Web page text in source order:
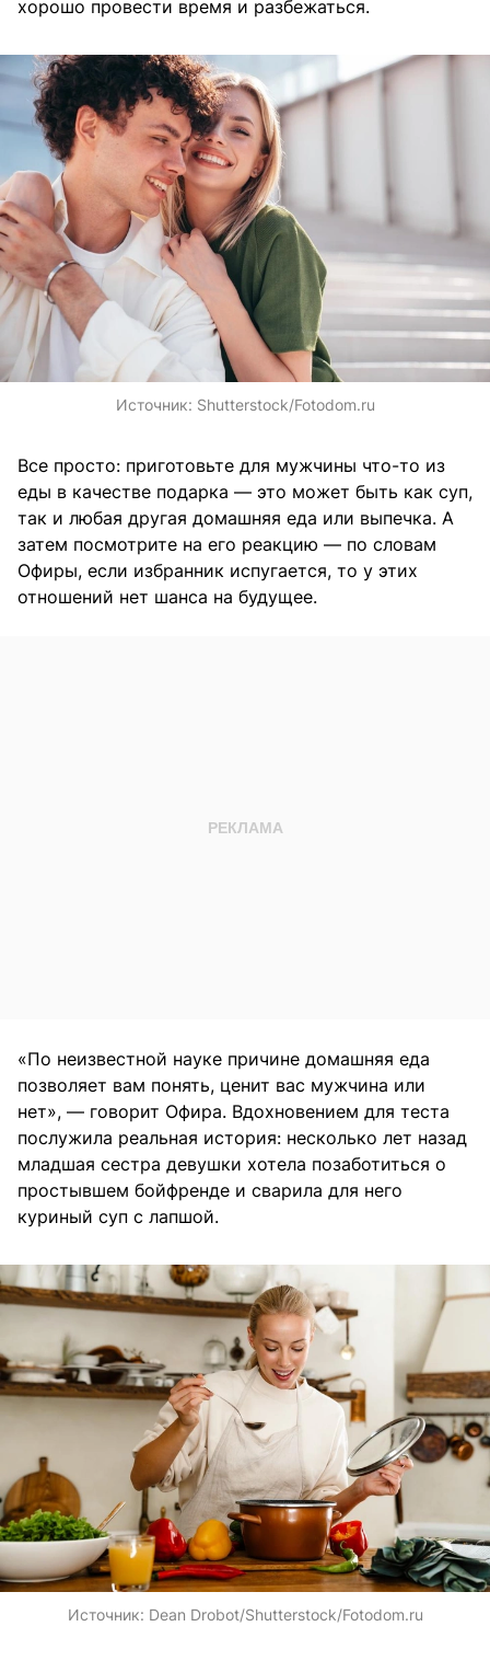
хорошо провести время и разбежаться.
Источник: Shutterstock/Fotodom.ru
Все просто: приготовьте для мужчины что-то из
еды в качестве подарка — это может быть как суп,
так и любая другая домашняя еда или выпечка. А
затем посмотрите на его реакцию — по словам
Офиры, если избранник испугается, то у этих
отношений нет шанса на будущее.
«По неизвестной науке причине домашняя еда
позволяет вам понять, ценит вас мужчина или
нет», — говорит Офира. Вдохновением для теста
послужила реальная история: несколько лет назад
младшая сестра девушки хотела позаботиться о
простывшем бойфренде и сварила для него
куриный суп с лапшой.
Источник: Dean Drobot/Shutterstock/Fotodom.ru